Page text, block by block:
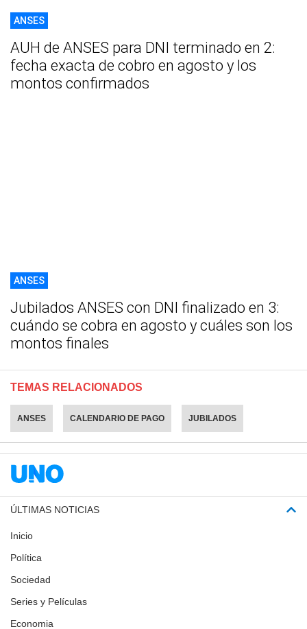
ANSES
AUH de ANSES para DNI terminado en 2:
fecha exacta de cobro en agosto y los
montos confirmados
ANSES
Jubilados ANSES con DNI finalizado en 3:
cuándo se cobra en agosto y cuáles son los
montos finales
TEMAS RELACIONADOS
ANSES CALENDARIO DE PAGO JUBILADOS
ÚLTIMAS NOTICIAS
Inicio
Política
Sociedad
Series y Películas
Economia